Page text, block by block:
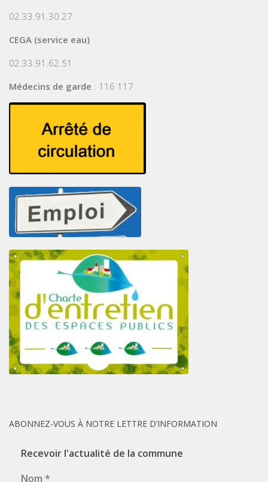
02.33.91.30.27
CEGA (service eau)
02.33.91.62.51
Médecins de garde : 116 117
ABONNEZ-VOUS À NOTRE LETTRE D’INFORMATION
Recevoir l'actualité de la commune
Nom *